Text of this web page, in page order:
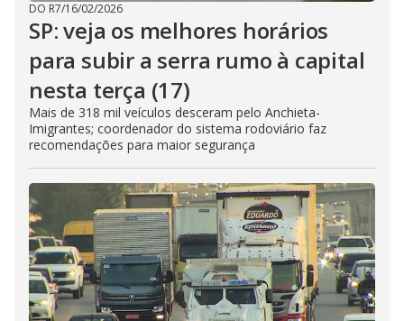
DO R7/16/02/2026
SP: veja os melhores horários
para subir a serra rumo à capital
nesta terça (17)
Mais de 318 mil veículos desceram pelo Anchieta-
Imigrantes; coordenador do sistema rodoviário faz
recomendações para maior segurança